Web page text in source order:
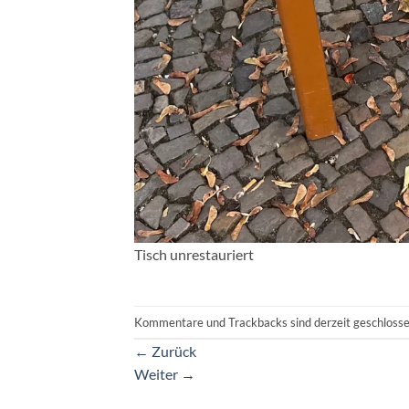
Tisch unrestauriert
Kommentare und Trackbacks sind derzeit
← Zurück
Weiter →